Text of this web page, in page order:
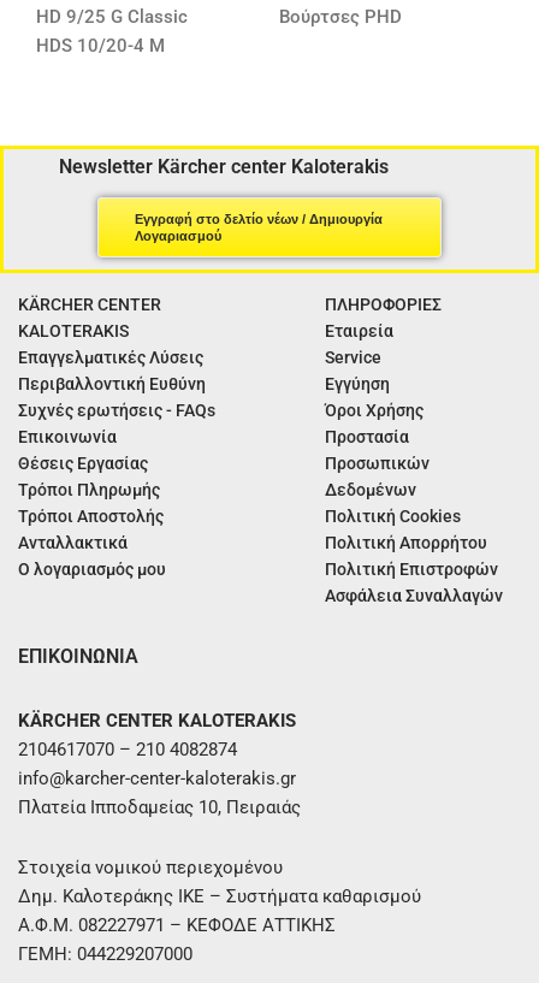
HD 9/25 G Classic
HDS 10/20-4 M
Βούρτσες PHD
Newsletter Kärcher center Kaloterakis
Εγγραφή στο δελτίο νέων / Δημιουργία
Λογαριασμού
KÄRCHER CENTER
KALOTERAKIS
Επαγγελματικές Λύσεις
Περιβαλλοντική Ευθύνη
Συχνές ερωτήσεις - FAQs
Επικοινωνία
Θέσεις Εργασίας
Τρόποι Πληρωμής
Τρόποι Αποστολής
Ανταλλακτικά
Ο λογαριασμός μου
ΠΛΗΡΟΦΟΡΙΕΣ
Εταιρεία
Service
Εγγύηση
Όροι Χρήσης
Προστασία
Προσωπικών
Δεδομένων
Πολιτική Cookies
Πολιτική Απορρήτου
Πολιτική Επιστροφών
Ασφάλεια Συναλλαγών
ΕΠΙΚΟΙΝΩΝΙΑ
KÄRCHER CENTER KALOTERAKIS
2104617070 – 210 4082874
info@karcher-center-kaloterakis.gr
Πλατεία Ιπποδαμείας 10, Πειραιάς
Στοιχεία νομικού περιεχομένου
Δημ. Καλοτεράκης ΙΚΕ – Συστήματα καθαρισμού
Α.Φ.Μ. 082227971 – ΚΕΦΟΔΕ ΑΤΤΙΚΗΣ
ΓΕΜΗ: 044229207000